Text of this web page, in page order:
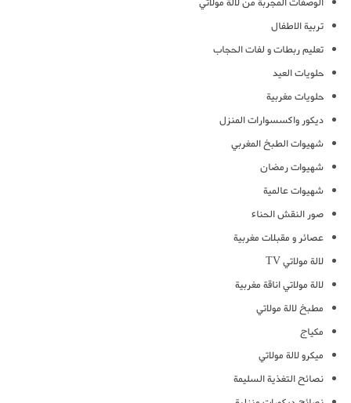
تربية الاطفال
تعليم ربطات و لفات الحجاب
حلويات العيد
حلويات مغربية
ديكور واكسسوارات المنزل
شهيوات الطبخ المغربي
شهيوات رمضان
شهيوات عالمية
صور النقش الحناء
عصائر و مقبلات مغربية
لالة مولاتي TV
لالة مولاتي اناقة مغربية
مطبخ لالة مولاتي
مكياج
ميكرو لالة مولاتي
نصائح التغذية السليمة